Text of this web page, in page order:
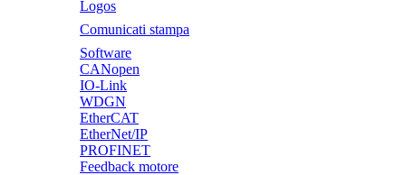
Logos
Comunicati stampa
Software
CANopen
IO-Link
WDGN
EtherCAT
EtherNet/IP
PROFINET
Feedback motore